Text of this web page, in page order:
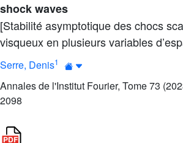
shock waves
[Stabilité asymptotique des chocs
visqueux en plusieurs variables
Serre, Denis1
Annales de l'Institut Fourier, Tome 73
2098